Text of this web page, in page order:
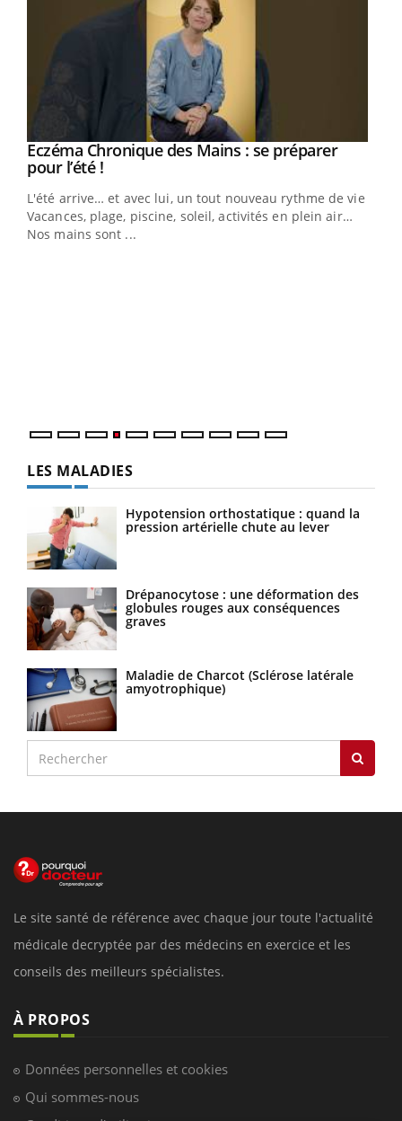
Youtube
Eczéma Chronique des Mains : se préparer
pour l’été !Youtube
L'été arrive… et avec lui, un tout nouveau rythme de vie !
Vacances, plage, piscine, soleil, activités en plein air…
Nos mains sont ...
LES MALADIES
Hypotension orthostatique : quand la
pression artérielle chute au lever
Drépanocytose : une déformation des
globules rouges aux conséquences
graves
Maladie de Charcot (Sclérose latérale
amyotrophique)
Le site santé de référence avec chaque jour toute l'actualité
médicale decryptée par des médecins en exercice et les
conseils des meilleurs spécialistes.
À PROPOS
Données personnelles et cookies
Qui sommes-nous